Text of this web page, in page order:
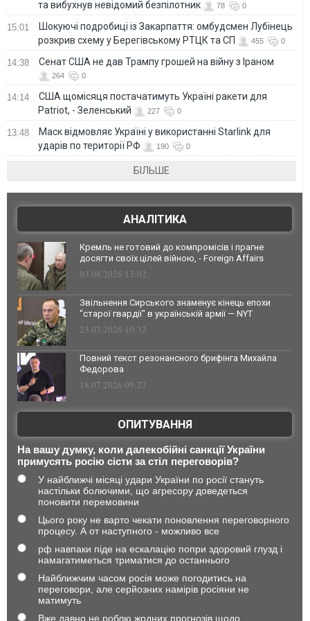
та вибухнув невідомий безпілотник 78 0
15:01
Шокуючі подробиці із Закарпаття: омбудсмен Лубінець
розкрив схему у Берегівському РТЦК та СП
455 0
14:38 Сенат США не дав Трампу грошей на війну з Іраном
264 0
14:14
США щомісяця постачатимуть Україні ракети для
Patriot, - Зеленський
227 0
13:48
Маск відмовляє Україні у використанні Starlink для
ударів по території РФ
190 0
БІЛЬШЕ
АНАЛІТИКА
Кремль не готовий до компромісів і прагне
досягти своїх цілей війною, - Foreign Affairs
03.08.2026 13:02
Звільнення Сирського знаменує кінець епохи
"старої гвардії" в українській армії — NYT
23.07.2026 10:32
Повний текст резонансного брифінга Михайла
Федорова
18.07.2026 09:27
ОПИТУВАННЯ
На вашу думку, коли далекобійні санкції України
примусять росію сісти за стіл переговорів?
У найближчі місяці удари України по росії стануть
настільки болючими, що агресору доведеться
поновити перемовини
Цього року не варто чекати поновлення переговорного
процесу. А от наступного - можливо все
рф навпаки піде на ескалацію попри здоровий глузд і
намагатиметься триматися до останнього
Найближчим часом росія може погодитись на
переговори, але серйозних намірів росіяни не
матимуть
Вже давно не роблю жодних прогнозів щодо